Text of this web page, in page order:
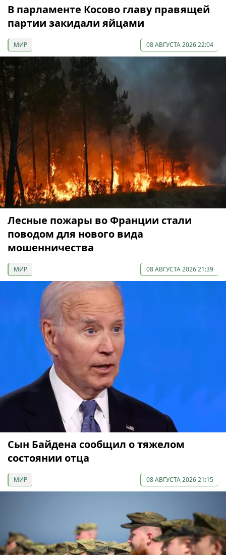
В парламенте Косово главу правящей
партии закидали яйцами
МИР 08 АВГУСТА 2026 22:04
Лесные пожары во Франции стали
поводом для нового вида
мошенничества
МИР 08 АВГУСТА 2026 21:39
Сын Байдена сообщил о тяжелом
состоянии отца
МИР 08 АВГУСТА 2026 21:15